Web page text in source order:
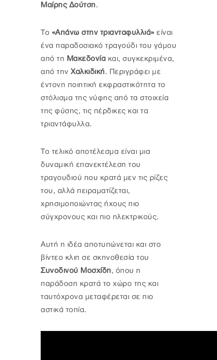
Μαίρης Δούτση.
Το «Απάνω στην τριανταφυλλιά» είναι
ένα παραδοσιακό τραγούδι του γάμου
από τη Μακεδονία και, συγκεκριμένα,
από την Χαλκιδική. Περιγράφει με
έντονη ποιητική εκφραστικότητα το
στόλισμα της νύφης από τα στοιχεία
της φύσης, τις πέρδικες και τα
τριαντάφυλλα.
Το τελικό αποτέλεσμα είναι μια
δυναμική επανεκτέλεση του
τραγουδιού που κρατά μεν τις ρίζες
του, αλλά πειραματίζεται,
χρησιμοποιώντας ήχους πιο
σύγχρονους και πιο ηλεκτρικούς.
Αυτή η ιδέα αποτυπώνεται και στο
βίντεο κλιπ σε σκηνοθεσία του
Συνοδινού Μοσχίδη, όπου η
παράδοση κρατά το χώρο της και
ταυτόχρονα μεταφέρεται σε πιο
αστικά τοπία.